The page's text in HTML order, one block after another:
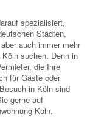
spezialisiert,
Städten,
auch immer mehr
suchen. Denn in
die Ihre
für Gäste oder
in Köln sind
gerne auf
Köln.